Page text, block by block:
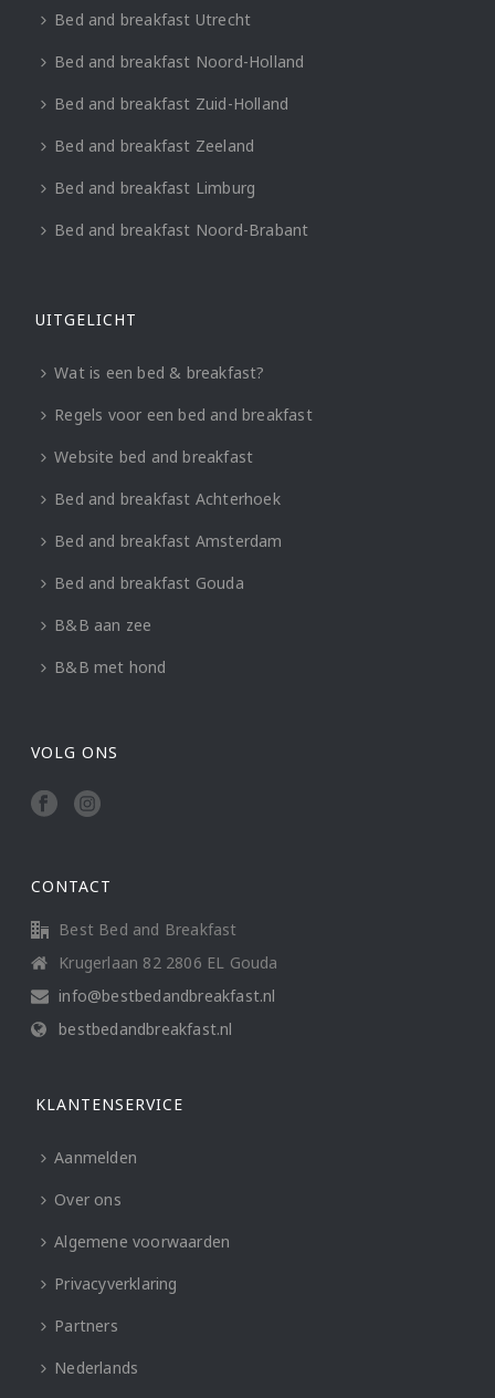
Bed and breakfast Utrecht
Bed and breakfast Noord-Holland
Bed and breakfast Zuid-Holland
Bed and breakfast Zeeland
Bed and breakfast Limburg
Bed and breakfast Noord-Brabant
UITGELICHT
Wat is een bed & breakfast?
Regels voor een bed and breakfast
Website bed and breakfast
Bed and breakfast Achterhoek
Bed and breakfast Amsterdam
Bed and breakfast Gouda
B&B aan zee
B&B met hond
VOLG ONS
CONTACT
Best Bed and Breakfast
Krugerlaan 82 2806 EL Gouda
info@bestbedandbreakfast.nl
bestbedandbreakfast.nl
KLANTENSERVICE
Aanmelden
Over ons
Algemene voorwaarden
Privacyverklaring
Partners
Nederlands